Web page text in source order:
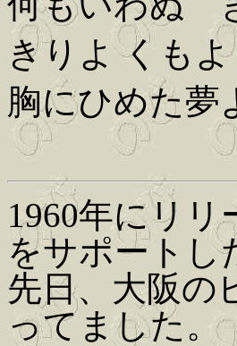
きりよ くもよ
胸にひめた夢
1960年にリ
をサポートし
先日、大阪の
ってました。